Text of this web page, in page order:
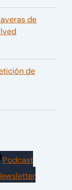
de
de
Podcast